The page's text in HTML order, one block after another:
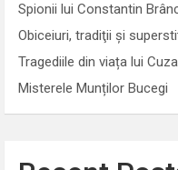
Spionii lui Constantin
Obiceiuri, tradiţii şi
Tragediile din viața lui Cuza
Misterele Munților Bucegi